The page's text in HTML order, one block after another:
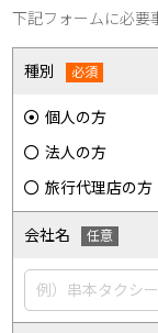
下記フォームに必要
種別
個人の方
法人の方
旅行代理店の方
会社名